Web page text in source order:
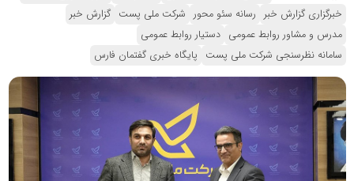
خبرگزاری گزارش خبر رسانه سئو محور شرکت ملی پست گزارش خبر
مدرس و مشاور روابط عمومی دستیار روابط عمومی
سامانه نظرسنجی شرکت ملی پست پایگاه خبری گفتمان فارس